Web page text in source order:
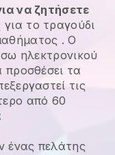
να ζητήσετε
το τραγούδι
. Ο
ηλεκτρονικού
προσθέσει τα
τις
από 60
ένας πελάτης